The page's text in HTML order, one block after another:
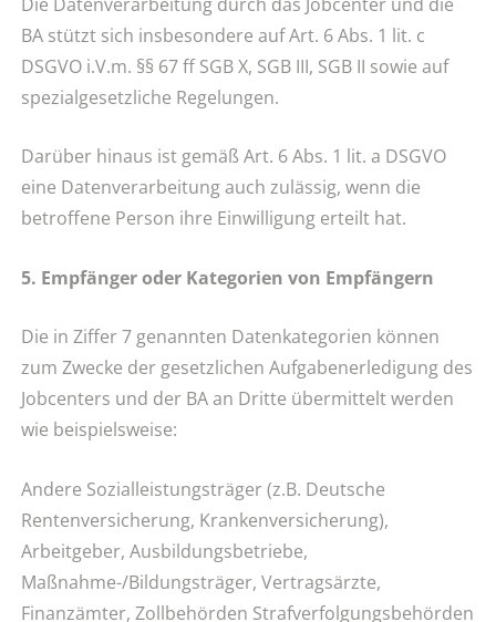
BA stützt sich insbesondere auf Art. 6 Abs. 1 lit. c
DSGVO i.V.m. §§ 67 ff SGB X, SGB III, SGB II sowie auf
spezialgesetzliche Regelungen.
Darüber hinaus ist gemäß Art. 6 Abs. 1 lit. a DSGVO
eine Datenverarbeitung auch zulässig, wenn die
betroffene Person ihre Einwilligung erteilt hat.
5. Empfänger oder Kategorien von Empfängern
Die in Ziffer 7 genannten Datenkategorien können
zum Zwecke der gesetzlichen Aufgabenerledigung des
Jobcenters und der BA an Dritte übermittelt werden
wie beispielsweise:
Andere Sozialleistungsträger (z.B. Deutsche
Rentenversicherung, Krankenversicherung),
Arbeitgeber, Ausbildungsbetriebe,
Maßnahme-/Bildungsträger, Vertragsärzte,
Finanzämter, Zollbehörden Strafverfolgungsbehörden